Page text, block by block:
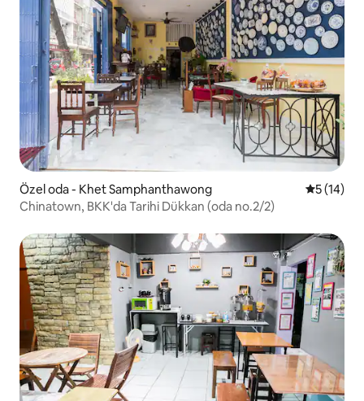
Özel oda - Khet Samphanthawong 55 (14)
Chinatown, BKK'da Tarihi Dükkan (oda no.2/2)